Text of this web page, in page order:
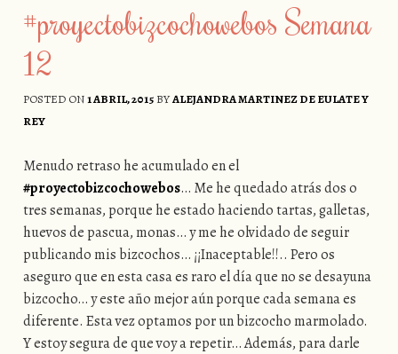
#proyectobizcochowebos Semana
12
POSTED ON1 ABRIL, 2015BYALEJANDRA MARTINEZ DE EULATE Y
REY
Menudo retraso he acumulado en el
#proyectobizcochowebos… Me he quedado atrás dos o
tres semanas, porque he estado haciendo tartas, galletas,
huevos de pascua, monas… y me he olvidado de seguir
publicando mis bizcochos… ¡¡Inaceptable!!.. Pero os
aseguro que en esta casa es raro el día que no se desayuna
bizcocho… y este año mejor aún porque cada semana es
diferente. Esta vez optamos por un bizcocho marmolado.
Y estoy segura de que voy a repetir… Además, para darle